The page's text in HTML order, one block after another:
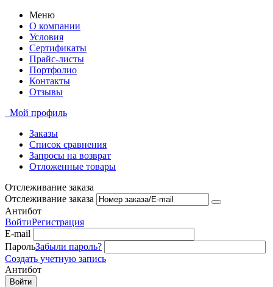
Меню
О компании
Условия
Сертификаты
Прайс-листы
Портфолио
Контакты
Отзывы
Мой профиль
Заказы
Список сравнения
Запросы на возврат
Отложенные товары
Отслеживание заказа
Отслеживание заказа
Антибот
ВойтиРегистрация
E-mail
ПарольЗабыли пароль?
Создать учетную запись
Антибот
Войти